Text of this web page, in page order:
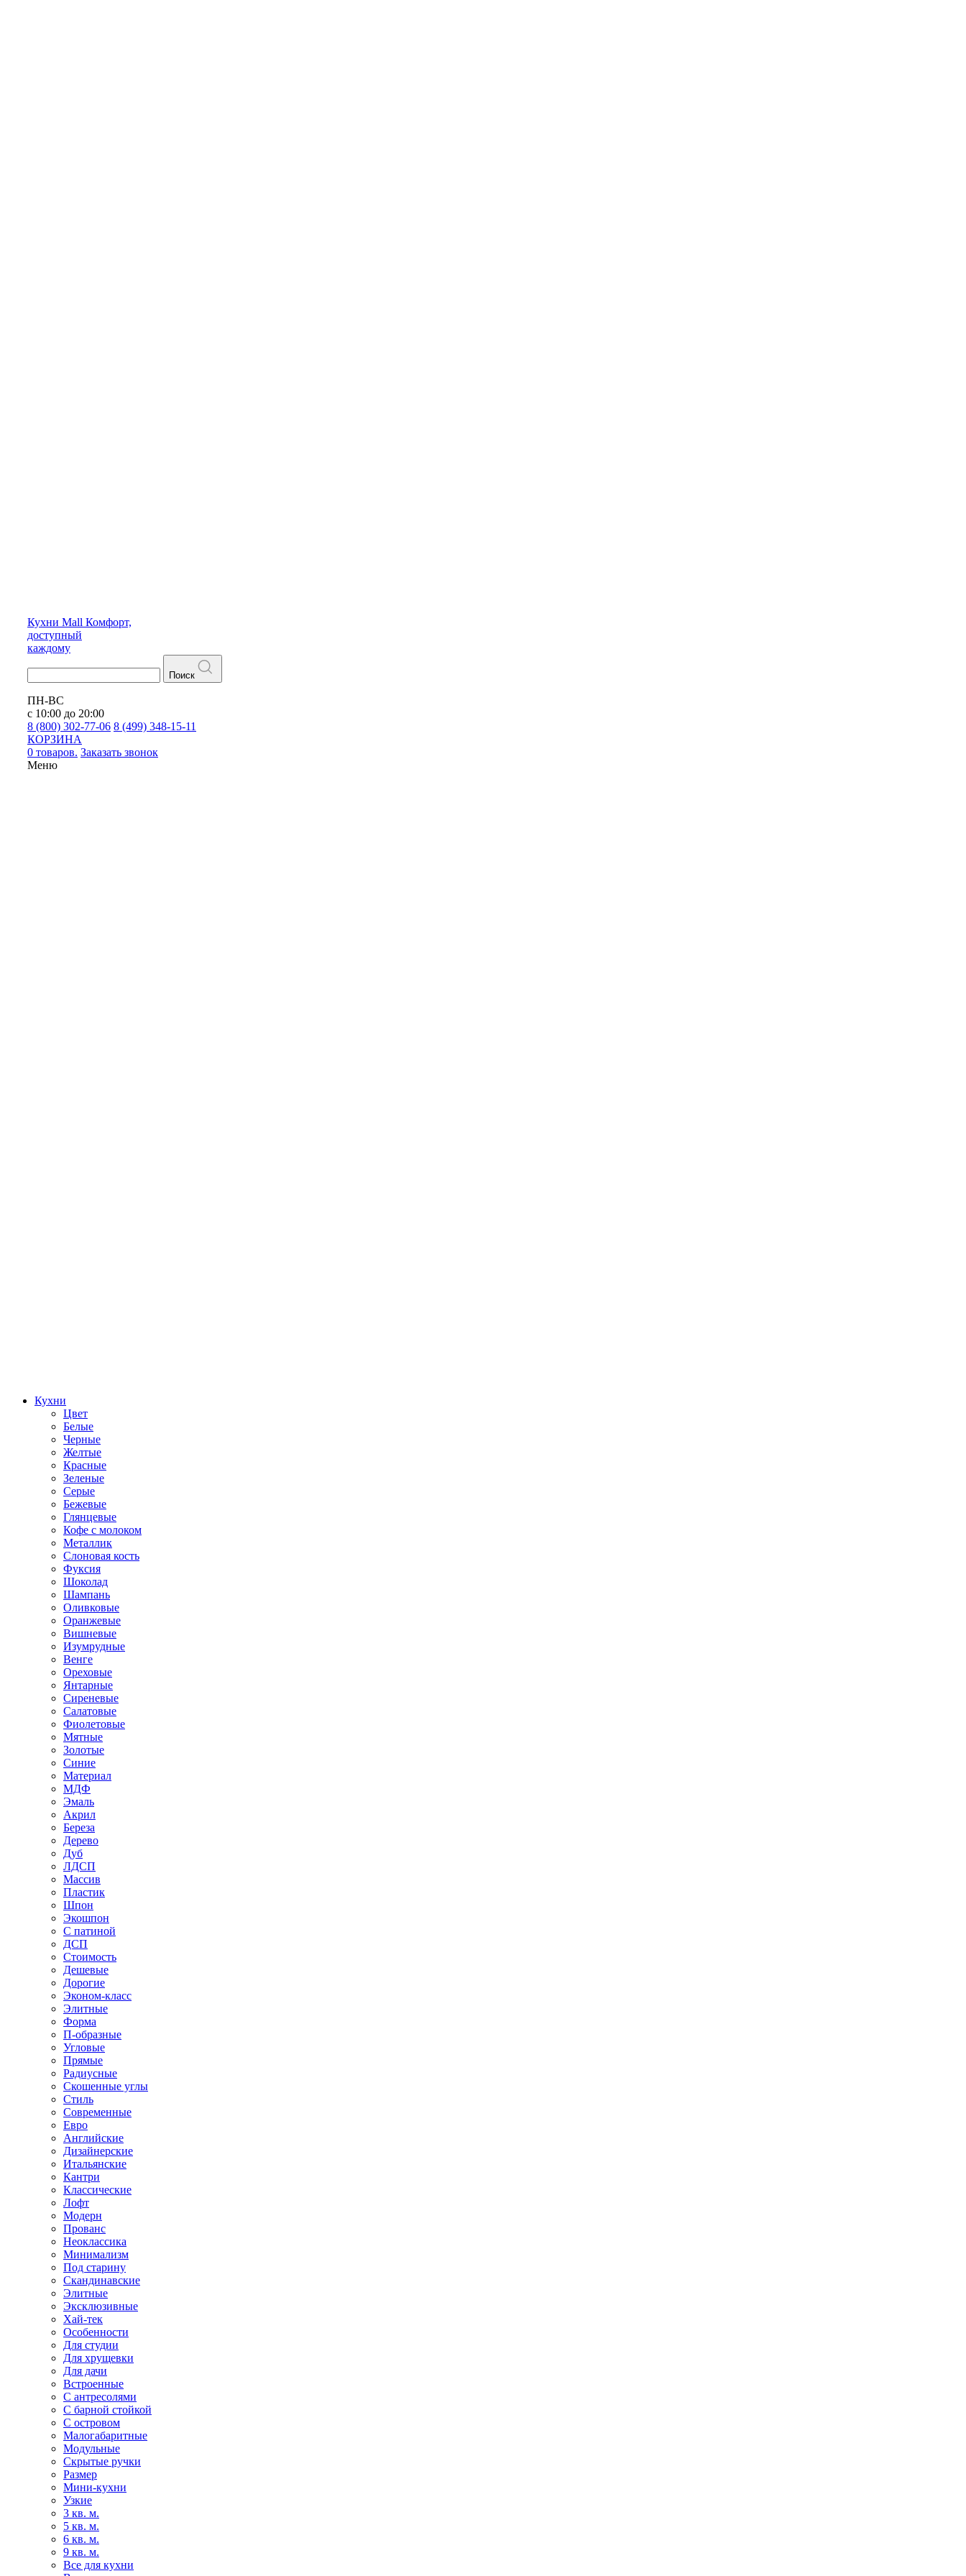
Кухни Mall Комфорт,
доступный
каждому
Поиск
ПН-ВС
с 10:00 до 20:00
8 (800) 302-77-06 8 (499) 348-15-11
КОРЗИНА
0 товаров. Заказать звонок
Меню
Кухни
Цвет
Белые
Черные
Желтые
Красные
Зеленые
Серые
Бежевые
Глянцевые
Кофе с молоком
Металлик
Слоновая кость
Фуксия
Шоколад
Шампань
Оливковые
Оранжевые
Вишневые
Изумрудные
Венге
Ореховые
Янтарные
Сиреневые
Салатовые
Фиолетовые
Мятные
Золотые
Синие
Материал
МДФ
Эмаль
Акрил
Береза
Дерево
Дуб
ЛДСП
Массив
Пластик
Шпон
Экошпон
С патиной
ДСП
Стоимость
Дешевые
Дорогие
Эконом-класс
Элитные
Форма
П-образные
Угловые
Прямые
Радиусные
Скошенные углы
Стиль
Современные
Евро
Английские
Дизайнерские
Итальянские
Кантри
Классические
Лофт
Модерн
Прованс
Неоклассика
Минимализм
Под старину
Скандинавские
Элитные
Эксклюзивные
Хай-тек
Особенности
Для студии
Для хрущевки
Для дачи
Встроенные
С антресолями
С барной стойкой
С островом
Малогабаритные
Модульные
Скрытые ручки
Размер
Мини-кухни
Узкие
3 кв. м.
5 кв. м.
6 кв. м.
9 кв. м.
Все для кухни